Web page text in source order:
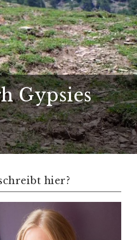
Gypsies
hier?